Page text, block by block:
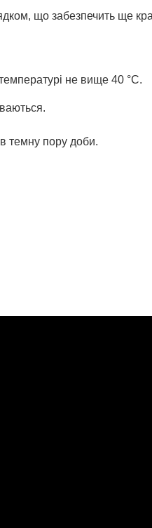
що забезпечить ще
не вище 40 °С.
темну пору доби.